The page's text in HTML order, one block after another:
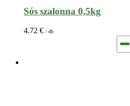
Sós szalonna 0,5kg
4.72 € / db